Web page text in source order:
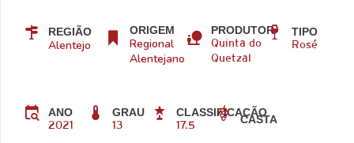
REGIÃO
Alentejo
ORIGEM
Regional
Alentejano
PRODUTOR
Quinta do
Quetzal
TIPO
Rosé
ANO
2021
GRAU
13
CLASSIFICAÇÃO
17.5
CASTA